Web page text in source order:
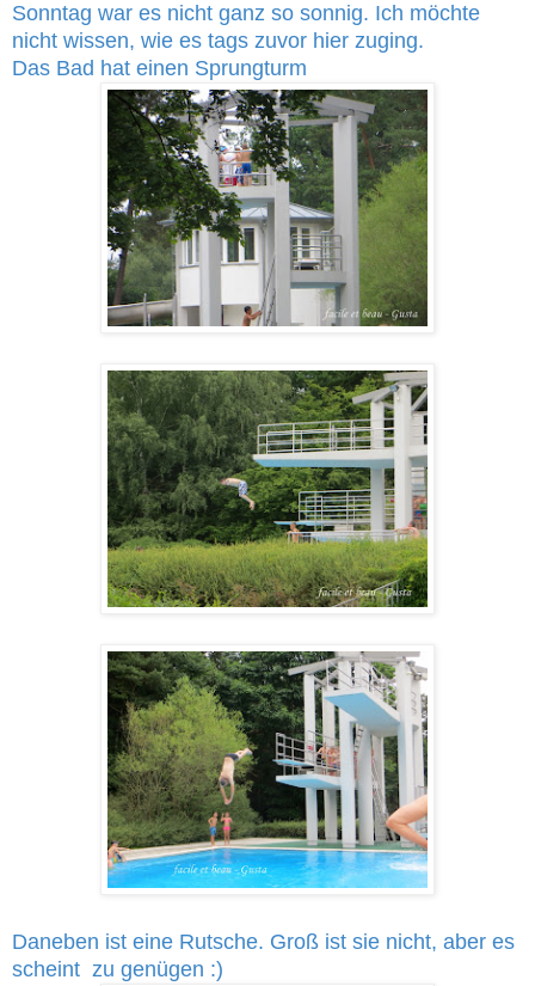
Sonntag war es nicht ganz so sonnig. Ich möchte
nicht wissen, wie es tags zuvor hier zuging.
Das Bad hat einen Sprungturm
Daneben ist eine Rutsche. Groß ist sie nicht, aber es
scheint zu genügen :)